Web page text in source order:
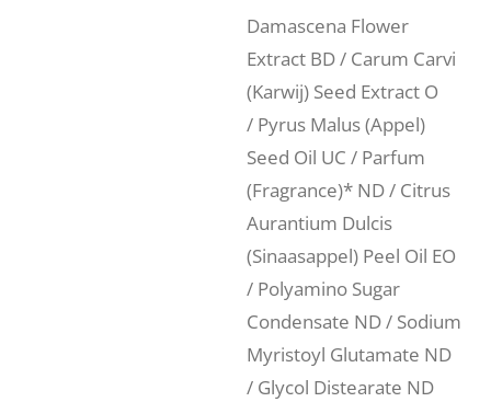
Damascena Flower
Extract BD / Carum Carvi
(Karwij) Seed Extract O
/ Pyrus Malus (Appel)
Seed Oil UC / Parfum
(Fragrance)* ND / Citrus
Aurantium Dulcis
(Sinaasappel) Peel Oil EO
/ Polyamino Sugar
Condensate ND / Sodium
Myristoyl Glutamate ND
/ Glycol Distearate ND